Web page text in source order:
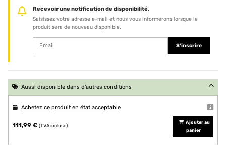
Recevoir une notification de disponibilité.
Saisissez votre adresse e-mail et nous vous informerons lorsque le
produit sera de nouveau disponible.
S'inscrire
Aussi disponible dans d'autres conditions
Achetez ce produit en état acceptable
111,99 € (TVA incluse)
Ajouter au
panier